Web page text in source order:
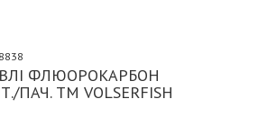
ФЛЮОРОКАРБОН
ПАЧ. ТМ VOLSERFISH